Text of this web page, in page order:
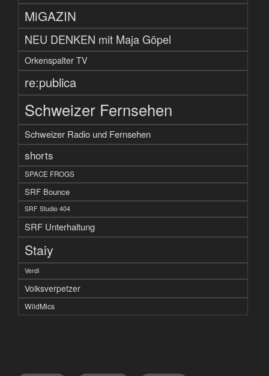
MiGAZIN
NEU DENKEN mit Maja Göpel
Orkenspalter TV
re:publica
Schweizer Fernsehen
Schweizer Radio und Fernsehen
shorts
SPACE FROGS
SRF Bounce
SRF Studio 404
SRF Unterhaltung
Staiy
Verdi
Volksverpetzer
WildMics